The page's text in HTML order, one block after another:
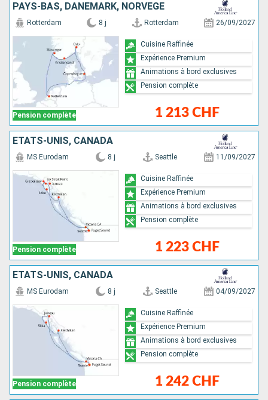
PAYS-BAS, DANEMARK, NORVÈGE
Pension complète
Rotterdam 8 j Rotterdam 26/09/2027
1 213 CHF
Cuisine Raffinée
Expérience Premium
Animations à bord exclusives
Pension complète
ÉTATS-UNIS, CANADA
Pension complète
MS Eurodam 8 j Seattle 11/09/2027
1 223 CHF
Cuisine Raffinée
Expérience Premium
Animations à bord exclusives
Pension complète
ÉTATS-UNIS, CANADA
Pension complète
MS Eurodam 8 j Seattle 04/09/2027
1 242 CHF
Cuisine Raffinée
Expérience Premium
Animations à bord exclusives
Pension complète